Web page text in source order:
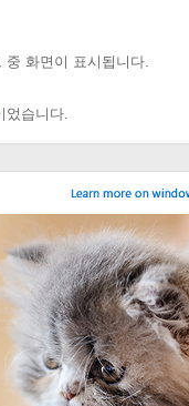
중 화면이 표시됩니다.
었습니다.